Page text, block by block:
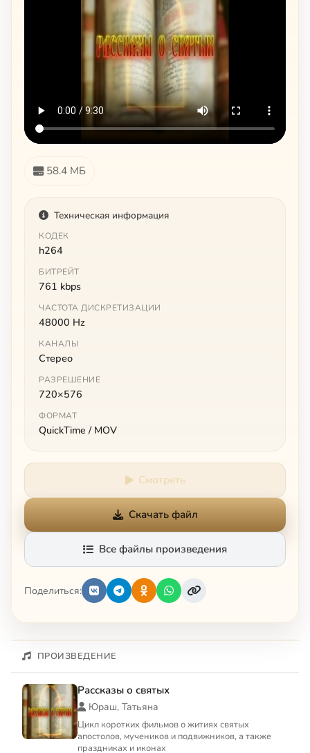
58.4 МБ
Техническая информация
КОДЕК
h264
БИТРЕЙТ
761 kbps
ЧАСТОТА ДИСКРЕТИЗАЦИИ
48000 Hz
КАНАЛЫ
Стерео
РАЗРЕШЕНИЕ
720×576
ФОРМАТ
QuickTime / MOV
Смотреть
Скачать файл
Все файлы произведения
Поделиться:
ПРОИЗВЕДЕНИЕ
Рассказы о святых
Юраш, Татьяна
Цикл коротких фильмов о житиях святых
апостолов, мучеников и подвижников, а также
праздниках и иконах